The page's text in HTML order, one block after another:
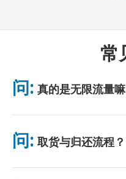
常
问: 真的是无限流量
是的，真正无限。我们不采
能影响网速。）若出现基于
问: 取货与归还流程？
可在主要机场取货，或选择